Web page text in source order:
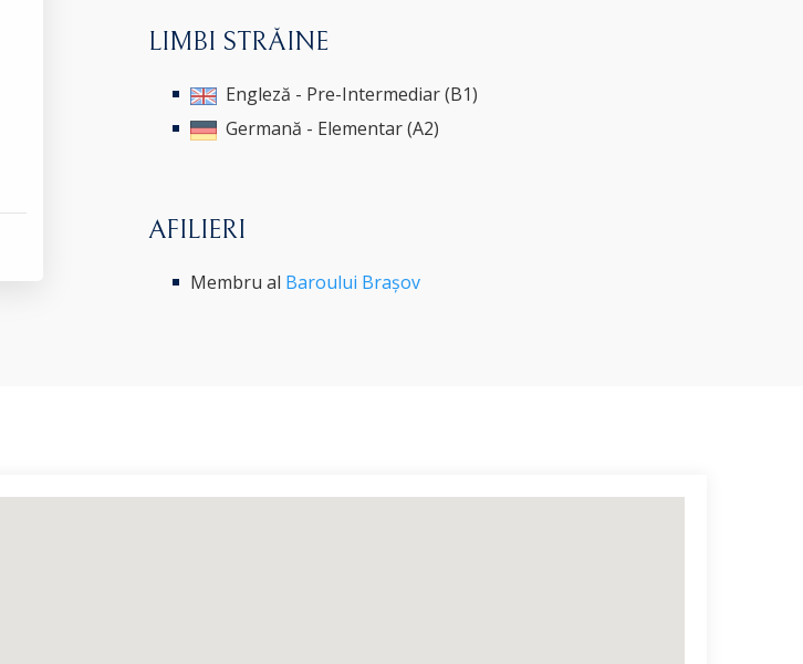
LIMBI STRĂINE
Engleză - Pre-Intermediar (B1)
Germană - Elementar (A2)
AFILIERI
Membru al Baroului Brașov